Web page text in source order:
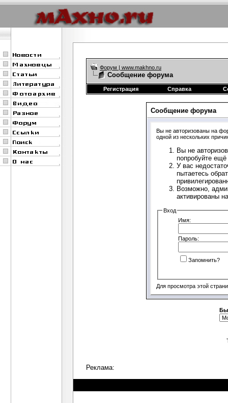
Форум | www.makhno.ru
Сообщение форума
Регистрация Справка
Сообщение форума
Вы не авторизованы на
одной из нескольких
Вы не
попробуйте ещё
У вас
пытаетесь
Возможно,
активированы
Вход
Имя:
Пароль:
Запомнить?
Для просмотра этой
Реклама: